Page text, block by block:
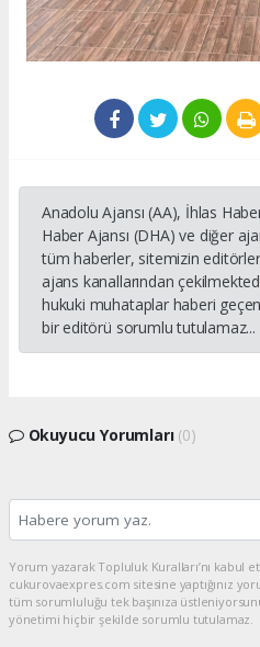
Anadolu Ajansı (AA), İhlas
Haber Ajansı (DHA) ve diğer
tüm haberler, sitemizin
ajans kanallarından
hukuki muhataplar haberi
bir editörü sorumlu tutulamaz...
Okuyucu Yorumları (0)
Yorum yazarak Topluluk Kuralları’nı kabul
cukurovaexpres.com sitesine yaptığınız
tüm sorumluluğu tek başınıza
yönetimi hiçbir şekilde sorumlu tutulamaz.